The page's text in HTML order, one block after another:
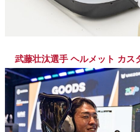
武藤壮汰選手 ヘルメット カス